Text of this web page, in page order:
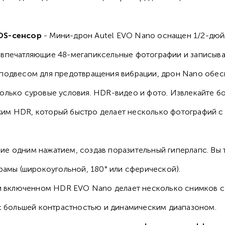
сенсор - Мини-дрон Autel EVO Nano оснащен 1/2-
48-мегапиксельные фотографии и
для предотвращения вибрации, дрон Nano
суровые условия. HDR-видео и фото. Извлекайте
HDR, который быстро делает несколько фотографий
одним нажатием, создав поразительный гиперлапс.
(широкоугольной, 180° или сферической).
HDR EVO Nano делает несколько снимков
большей контрастностью и динамическим диапазоном.